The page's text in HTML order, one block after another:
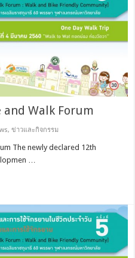
Walk Forum
,ข่าวและกิจกรรม
The newly declared 12th
…